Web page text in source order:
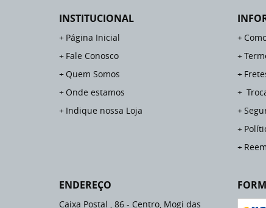
INSTITUCIONAL
Página Inicial
Fale Conosco
Quem Somos
Onde estamos
Indique nossa Loja
ENDEREÇO
Caixa Postal , 86 - Centro, Mogi das